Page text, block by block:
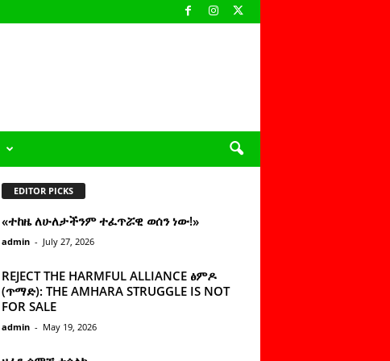
EDITOR PICKS
«ተከዜ ለሁለታችንም ተፈጥሯዊ ወሰን ነው!»
admin - July 27, 2026
REJECT THE HARMFUL ALLIANCE ፅምዶ
(ጥማድ): THE AMHARA STRUGGLE IS NOT
FOR SALE
admin - May 19, 2026